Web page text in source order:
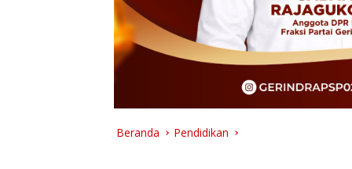
Beranda Pendidikan